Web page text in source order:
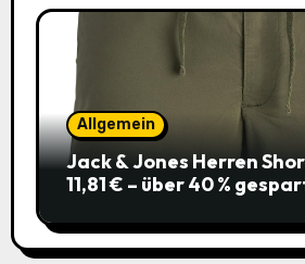
Allgemein
Jack & Jones Herren
11,81 € – über 40 %